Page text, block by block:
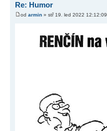
Re: Humor
od armin » stř 19. led 2022 12:12:09